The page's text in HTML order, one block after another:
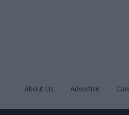
About Us Advertise